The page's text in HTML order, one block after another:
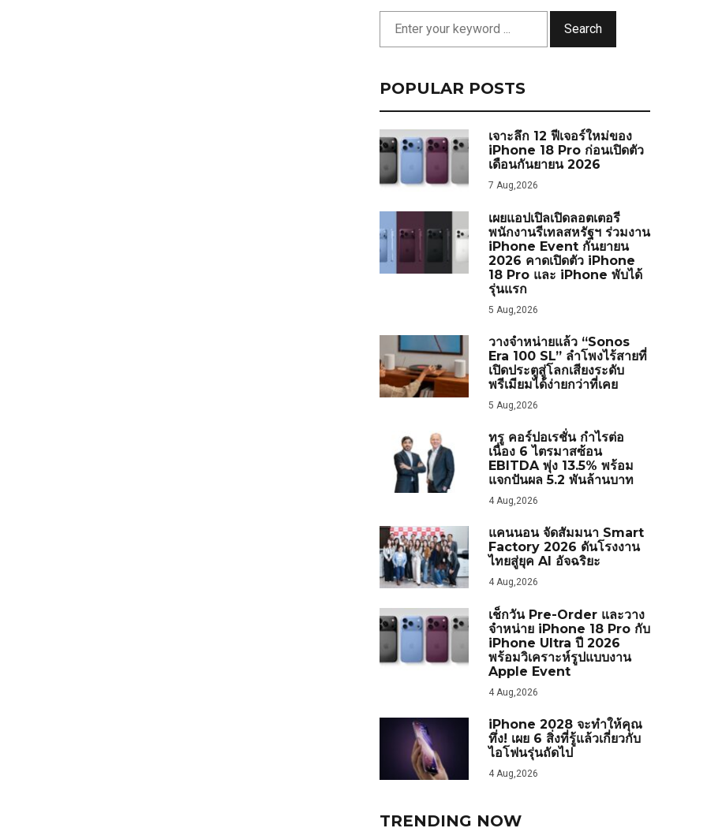
Search
POPULAR POSTS
เจาะลึก 12 ฟีเจอร์ใหม่ของ
iPhone 18 Pro ก่อนเปิดตัว
เดือนกันยายน 2026
7 Aug,2026
เผยแอปเปิลเปิดลอตเตอรี
พนักงานรีเทลสหรัฐฯ ร่วมงาน
iPhone Event กันยายน
2026 คาดเปิดตัว iPhone
18 Pro และ iPhone พับได้
รุ่นแรก
5 Aug,2026
วางจำหน่ายแล้ว “Sonos
Era 100 SL” ลำโพงไร้สายที่
เปิดประตูสู่โลกเสียงระดับ
พรีเมียมได้ง่ายกว่าที่เคย
5 Aug,2026
ทรู คอร์ปอเรชั่น กำไรต่อ
เนื่อง 6 ไตรมาสซ้อน
EBITDA พุ่ง 13.5% พร้อม
แจกปันผล 5.2 พันล้านบาท
4 Aug,2026
แคนนอน จัดสัมมนา Smart
Factory 2026 ดันโรงงาน
ไทยสู่ยุค AI อัจฉริยะ
4 Aug,2026
เช็กวัน Pre-Order และวาง
จำหน่าย iPhone 18 Pro กับ
iPhone Ultra ปี 2026
พร้อมวิเคราะห์รูปแบบงาน
Apple Event
4 Aug,2026
iPhone 2028 จะทำให้คุณ
ทึ่ง! เผย 6 สิ่งที่รู้แล้วเกี่ยวกับ
ไอโฟนรุ่นถัดไป
4 Aug,2026
TRENDING NOW